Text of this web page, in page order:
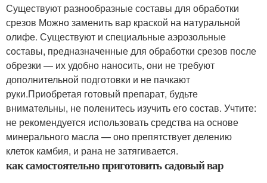
Существуют разнообразные составы для обработки
срезов Можно заменить вар краской на натуральной
олифе. Существуют и специальные аэрозольные
составы, предназначенные для обработки срезов после
обрезки — их удобно наносить, они не требуют
дополнительной подготовки и не пачкают
руки.Приобретая готовый препарат, будьте
внимательны, не поленитесь изучить его состав. Учтите:
не рекомендуется использовать средства на основе
минерального масла — оно препятствует делению
клеток камбия, и рана не затягивается.
как самостоятельно приготовить садовый вар